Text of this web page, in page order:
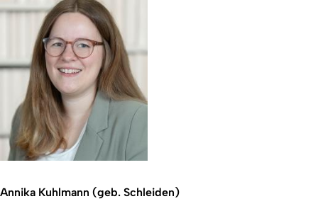
Annika Kuhlmann (geb. Schleiden)